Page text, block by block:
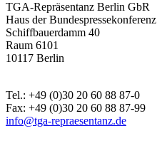
TGA-Repräsentanz Berlin GbR
Haus der Bundespressekonferenz
Schiffbauerdamm 40
Raum 6101
10117 Berlin
Tel.: +49 (0)30 20 60 88 87-0
Fax: +49 (0)30 20 60 88 87-99
info@tga-repraesentanz.de